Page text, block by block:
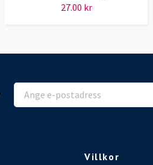
27.00 kr
Villkor